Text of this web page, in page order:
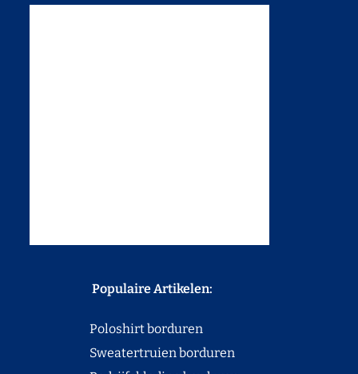
Populaire Artikelen:
Poloshirt borduren
Sweatertruien borduren